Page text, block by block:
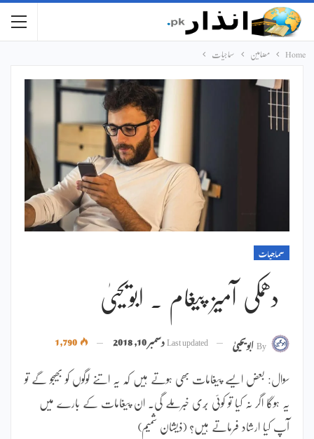
Home مضامین سماجیات
سماجیات
دھمکی آمیز پیغام ۔ ابویحییٰ
Byابویحییٰ Last updatedدسمبر 10, 2018
سوال: بعض ایسے پیغامات بھی ہوتے ہیں کہ یہ اتنے لوگوں کو بھیجو گے تو
یہ ہوگا اگر نہ کیا تو کوئی بُری خبرملے گی۔ ان پیغامات کے بارے میں
آپ کیا ارشاد فرماتے ہیں؟ (ذیشان شمیم)